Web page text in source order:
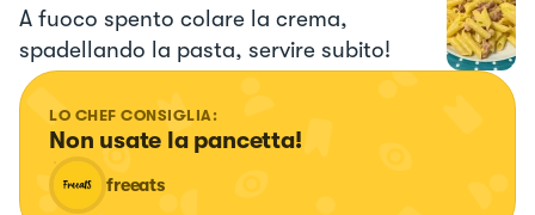
A fuoco spento colare la crema,
spadellando la pasta, servire subito!
LO CHEF CONSIGLIA:
Non usate la pancetta!
freeats